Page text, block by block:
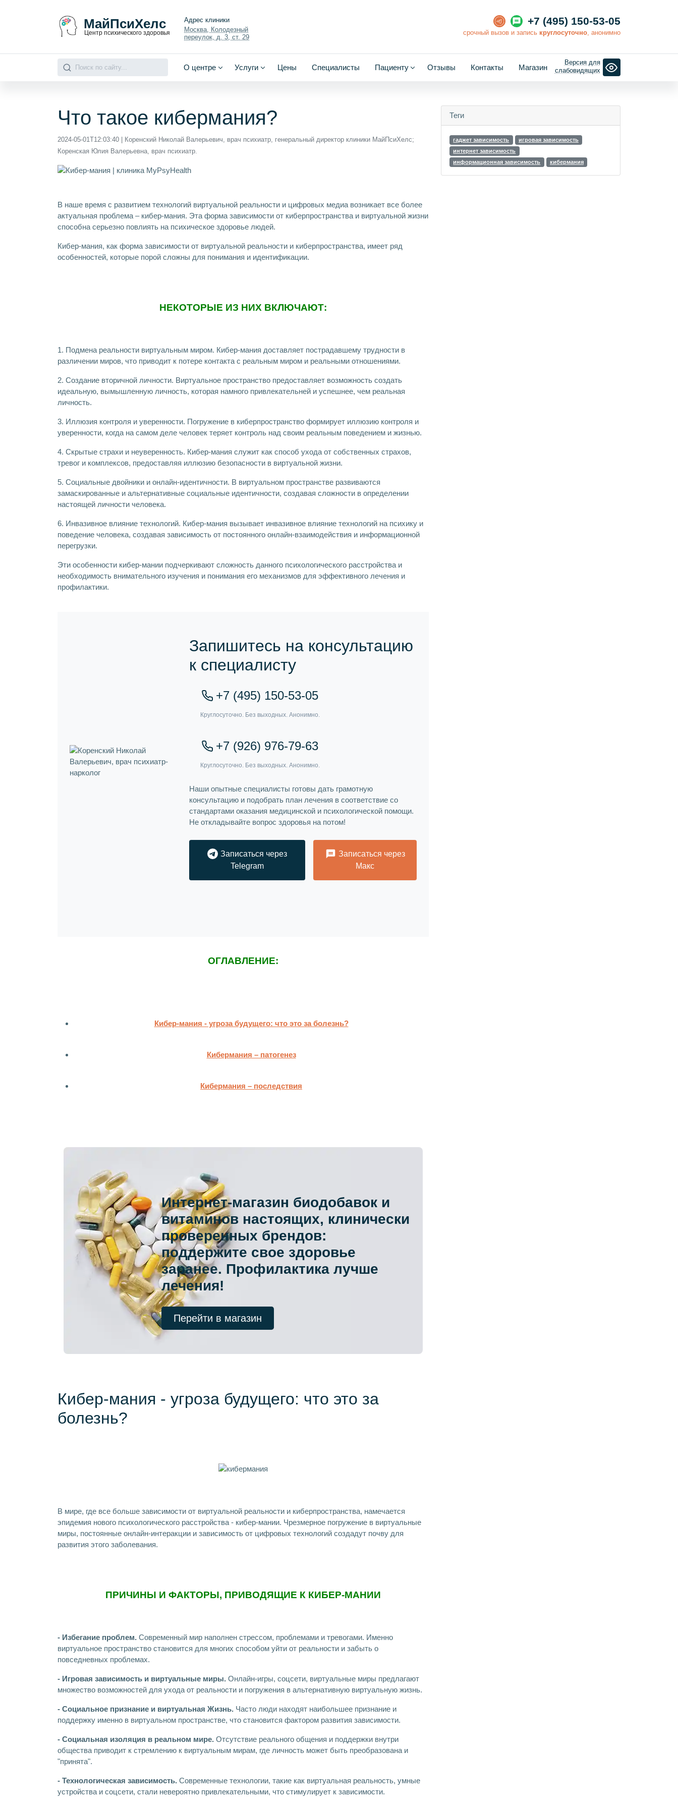
МайПсиХелс
Центр психического здоровья
Адрес клиники
Москва, Колодезный
переулок, д. 3, ст. 29
+7 (495) 150-53-05
cрочный вызов и запись круглосуточно , анонимно
О центре Услуги Цены Специалисты Пациенту Отзывы Контакты Магазин
Версия для
слабовидящих
Что такое кибермания?
2024-05-01T12:03:40 | Коренский Николай Валерьевич, врач психиатр, генеральный директор клиники МайПсиХелс;
Коренская Юлия Валерьевна, врач психиатр.
В наше время с развитием технологий виртуальной реальности и цифровых медиа возникает все более
актуальная проблема – кибер-мания. Эта форма зависимости от киберпространства и виртуальной жизни
способна серьезно повлиять на психическое здоровье людей.
Кибер-мания, как форма зависимости от виртуальной реальности и киберпространства, имеет ряд
особенностей, которые порой сложны для понимания и идентификации.
НЕКОТОРЫЕ ИЗ НИХ ВКЛЮЧАЮТ:
1. Подмена реальности виртуальным миром. Кибер-мания доставляет пострадавшему трудности в
различении миров, что приводит к потере контакта с реальным миром и реальными отношениями.
2. Создание вторичной личности. Виртуальное пространство предоставляет возможность создать
идеальную, вымышленную личность, которая намного привлекательней и успешнее, чем реальная
личность.
3. Иллюзия контроля и уверенности. Погружение в киберпространство формирует иллюзию контроля и
уверенности, когда на самом деле человек теряет контроль над своим реальным поведением и жизнью.
4. Скрытые страхи и неуверенность. Кибер-мания служит как способ ухода от собственных страхов,
тревог и комплексов, предоставляя иллюзию безопасности в виртуальной жизни.
5. Социальные двойники и онлайн-идентичности. В виртуальном пространстве развиваются
замаскированные и альтернативные социальные идентичности, создавая сложности в определении
настоящей личности человека.
6. Инвазивное влияние технологий. Кибер-мания вызывает инвазивное влияние технологий на психику и
поведение человека, создавая зависимость от постоянного онлайн-взаимодействия и информационной
перегрузки.
Эти особенности кибер-мании подчеркивают сложность данного психологического расстройства и
необходимость внимательного изучения и понимания его механизмов для эффективного лечения и
профилактики.
Запишитесь на консультацию
к специалисту
+7 (495) 150-53-05
+7 (926) 976-79-63
Наши опытные специалисты готовы дать грамотную
консультацию и подобрать план лечения в соответствие со
стандартами оказания медицинской и психологической помощи.
Не откладывайте вопрос здоровья на потом!
Записаться через
Telegram
Записаться через
Макс
ОГЛАВЛЕНИЕ:
Кибер-мания - угроза будущего: что это за болезнь?
Кибермания – патогенез
Кибермания – последствия
Интернет-магазин биодобавок и
витаминов настоящих, клинически
проверенных брендов:
поддержите свое здоровье
заранее. Профилактика лучше
лечения!
Перейти в магазин
Кибер-мания - угроза будущего: что это за
болезнь?
В мире, где все больше зависимости от виртуальной реальности и киберпространства, намечается
эпидемия нового психологического расстройства - кибер-мании. Чрезмерное погружение в виртуальные
миры, постоянные онлайн-интеракции и зависимость от цифровых технологий создадут почву для
развития этого заболевания.
ПРИЧИНЫ И ФАКТОРЫ, ПРИВОДЯЩИЕ К КИБЕР-МАНИИ
- Избегание проблем. Современный мир наполнен стрессом, проблемами и тревогами. Именно
виртуальное пространство становится для многих способом уйти от реальности и забыть о
повседневных проблемах.
- Игровая зависимость и виртуальные миры. Онлайн-игры, соцсети, виртуальные миры предлагают
множество возможностей для ухода от реальности и погружения в альтернативную виртуальную жизнь.
- Социальное признание и виртуальная Жизнь. Часто люди находят наибольшее признание и
поддержку именно в виртуальном пространстве, что становится фактором развития зависимости.
- Социальная изоляция в реальном мире. Отсутствие реального общения и поддержки внутри
общества приводит к стремлению к виртуальным мирам, где личность может быть преобразована и
"принята".
- Технологическая зависимость. Современные технологии, такие как виртуальная реальность, умные
устройства и соцсети, стали невероятно привлекательными, что стимулирует к зависимости.
Теги
гаджет зависимость
игровая зависимость
интернет зависимость
информационная зависимость
кибермания